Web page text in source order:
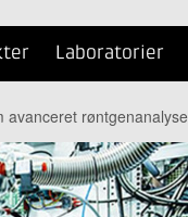
Laboratorier
røntgenanalyse